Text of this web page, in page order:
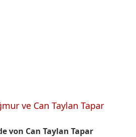
von Can Taylan Tapar